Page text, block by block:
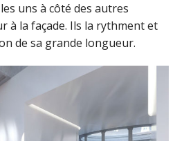
uns à côté des autres
à la façade. Ils la rythment et
de sa grande longueur.